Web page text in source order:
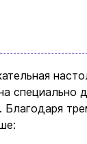
специально
Благодаря